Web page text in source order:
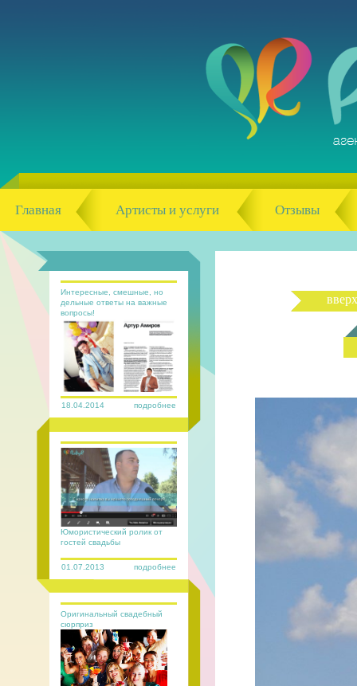
Главная Артисты и услуги Отзывы
18.04.2014 подробнее
Интересные, смешные, но
дельные ответы на важные
вопросы!
01.07.2013 подробнее
Юмористический ролик от
гостей свадьбы
Оригинальный свадебный
сюрприз
вверх